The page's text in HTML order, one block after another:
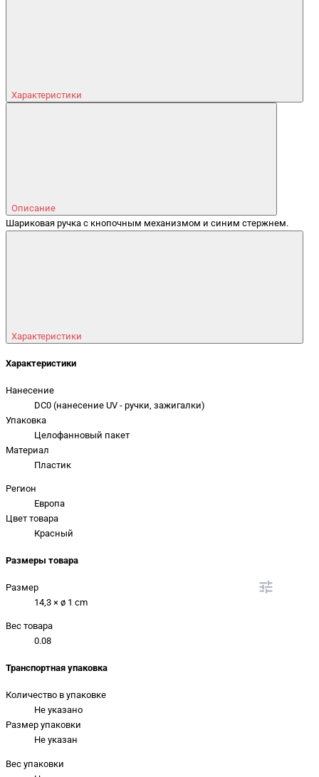
Характеристики
Описание
Шариковая ручка с кнопочным механизмом и синим стержнем.
Характеристики
Характеристики
Нанесение
DC0 (нанесение UV - ручки, зажигалки)
Упаковка
Целофанновый пакет
Материал
Пластик
Регион
Европа
Цвет товара
Красный
Размеры товара
Размер
14,3 × ø 1 cm
Вес товара
0.08
Транспортная упаковка
Количество в упаковке
Не указано
Размер упаковки
Не указан
Вес упаковки